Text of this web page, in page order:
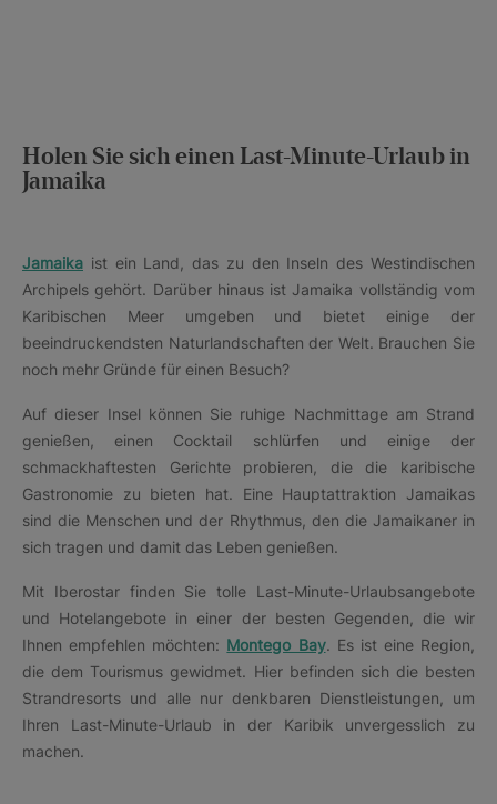
Holen Sie sich einen Last-Minute-Urlaub in
Jamaika
Jamaika ist ein Land, das zu den Inseln des Westindischen
Archipels gehört. Darüber hinaus ist Jamaika vollständig vom
Karibischen Meer umgeben und bietet einige der
beeindruckendsten Naturlandschaften der Welt. Brauchen Sie
noch mehr Gründe für einen Besuch?
Auf dieser Insel können Sie ruhige Nachmittage am Strand
genießen, einen Cocktail schlürfen und einige der
schmackhaftesten Gerichte probieren, die die karibische
Gastronomie zu bieten hat. Eine Hauptattraktion Jamaikas
sind die Menschen und der Rhythmus, den die Jamaikaner in
sich tragen und damit das Leben genießen.
Mit Iberostar finden Sie tolle Last-Minute-Urlaubsangebote
und Hotelangebote in einer der besten Gegenden, die wir
Ihnen empfehlen möchten: Montego Bay. Es ist eine Region,
die dem Tourismus gewidmet. Hier befinden sich die besten
Strandresorts und alle nur denkbaren Dienstleistungen, um
Ihren Last-Minute-Urlaub in der Karibik unvergesslich zu
machen.